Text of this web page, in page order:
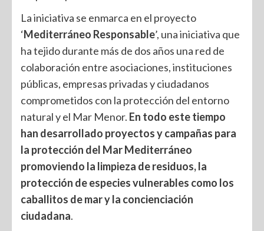
La iniciativa se enmarca en el proyecto
‘Mediterráneo Responsable’, una iniciativa que
ha tejido durante más de dos años una red de
colaboración entre asociaciones, instituciones
públicas, empresas privadas y ciudadanos
comprometidos con la protección del entorno
natural y el Mar Menor. En todo este tiempo
han desarrollado proyectos y campañas para
la protección del Mar Mediterráneo
promoviendo la limpieza de residuos, la
protección de especies vulnerables como los
caballitos de mar y la concienciación
ciudadana.